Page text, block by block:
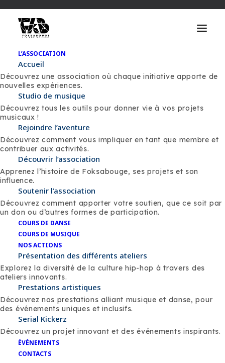
L’ASSOCIATION
Accueil
Découvrez une association où chaque initiative apporte de
nouvelles expériences.
Studio de musique
Découvrez tous les outils pour donner vie à vos projets
musicaux !
Rejoindre l’aventure
Découvrez comment vous impliquer en tant que membre et
contribuer aux activités.
Découvrir l’association
Apprenez l’histoire de Foksabouge, ses projets et son
influence.
Soutenir l’association
Découvrez comment apporter votre soutien, que ce soit par
un don ou d’autres formes de participation.
COURS DE DANSE
COURS DE MUSIQUE
NOS ACTIONS
Présentation des différents ateliers
Explorez la diversité de la culture hip-hop à travers des
ateliers innovants.
Prestations artistiques
Découvrez nos prestations alliant musique et danse, pour
des événements uniques et inclusifs.
Serial Kickerz
Découvrez un projet innovant et des événements inspirants.
ÉVÉNEMENTS
CONTACTS
LES PACKAGES
Offres
250€
600 €
1 000
Logo sur les affiches
et les flyers
X X X
Logo sur le dossier de
presse
X X X
Logo sur le site
internet du Serial
Kickerz et la
newsletter
(+ lien direct qui
renvoie vers votre
site, mail)
X
Une publication de
votre participation
sur les réseaux
sociaux
(Facebook &